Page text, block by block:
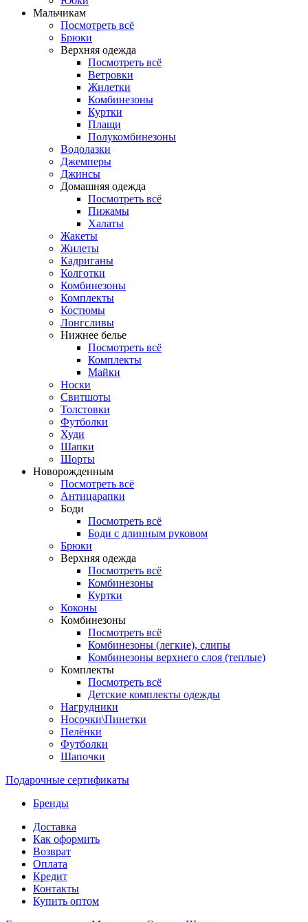
Мальчикам
Посмотреть всё
Брюки
Верхняя одежда
Посмотреть всё
Ветровки
Жилетки
Комбинезоны
Куртки
Плащи
Полукомбинезоны
Водолазки
Джемперы
Джинсы
Домашняя одежда
Посмотреть всё
Пижамы
Халаты
Жакеты
Жилеты
Кадриганы
Колготки
Комбинезоны
Комплекты
Костюмы
Лонгсливы
Нижнее белье
Посмотреть всё
Комплекты
Майки
Носки
Свитшоты
Толстовки
Футболки
Худи
Шапки
Шорты
Новорожденным
Посмотреть всё
Антицарапки
Боди
Посмотреть всё
Боди с длинным руковом
Брюки
Верхняя одежда
Посмотреть всё
Комбинезоны
Куртки
Коконы
Комбинезоны
Посмотреть всё
Комбинезоны (легкие), слипы
Комбинезоны верхнего слоя (теплые)
Комплекты
Посмотреть всё
Детские комплекты одежды
Нагрудники
Носочки\Пинетки
Пелёнки
Футболки
Шапочки
Подарочные сертификаты
Бренды
Доставка
Как оформить
Возврат
Оплата
Кредит
Контакты
Купить оптом